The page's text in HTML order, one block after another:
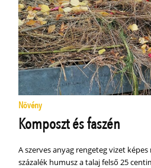
Növény
Komposzt és faszén
A szerves anyag rengeteg vizet
százalék humusz a talaj felső 25